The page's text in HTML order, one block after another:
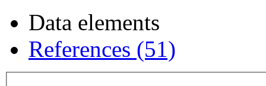
Data elements
References (51)